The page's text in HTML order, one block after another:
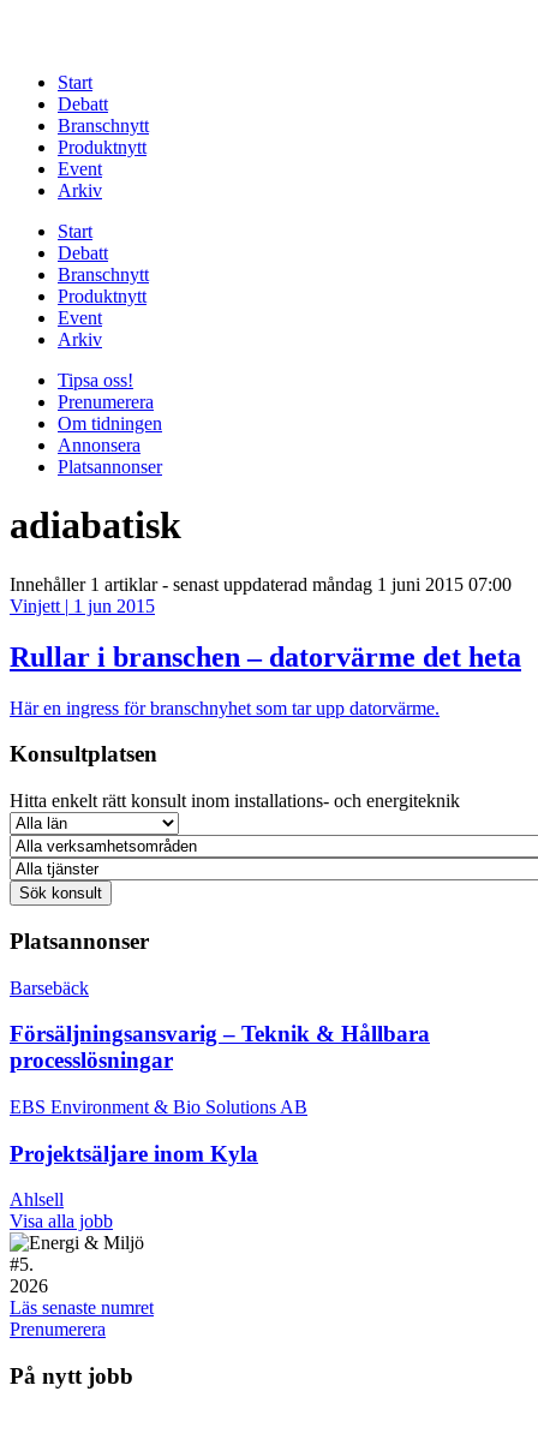
Start
Debatt
Branschnytt
Produktnytt
Event
Arkiv
Start
Debatt
Branschnytt
Produktnytt
Event
Arkiv
Tipsa oss!
Prenumerera
Om tidningen
Annonsera
Platsannonser
adiabatisk
Innehåller 1 artiklar- senast uppdaterad måndag 1 juni 2015 07:00
Vinjett | 1 jun 2015
Rullar i branschen – datorvärme det heta
Här en ingress för branschnyhet som tar upp datorvärme.
Konsultplatsen
Hitta enkelt rätt konsult inom installations- och energiteknik
Platsannonser
Barsebäck
Försäljningsansvarig – Teknik & Hållbara
processlösningar
EBS Environment & Bio Solutions AB
Projektsäljare inom Kyla
Ahlsell
Visa alla jobb
#5.
2026
Läs senaste numret
Prenumerera
På nytt jobb